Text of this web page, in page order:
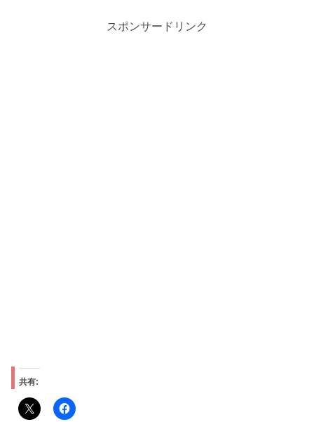
スポンサードリンク
共有: